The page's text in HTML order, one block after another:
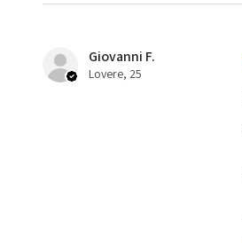
Giovanni F.
Lovere, 25